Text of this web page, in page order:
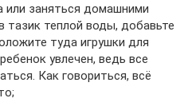
или заняться домашними
тазик теплой воды, добавьте
туда игрушки для
увлечен, ведь все
Как говориться, всё